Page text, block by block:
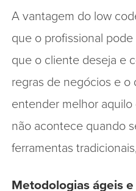
A vantagem do low
que o profissional
que o cliente deseja e
regras de negócios e o
entender melhor
não acontece quando
ferramentas
Metodologias ágeis